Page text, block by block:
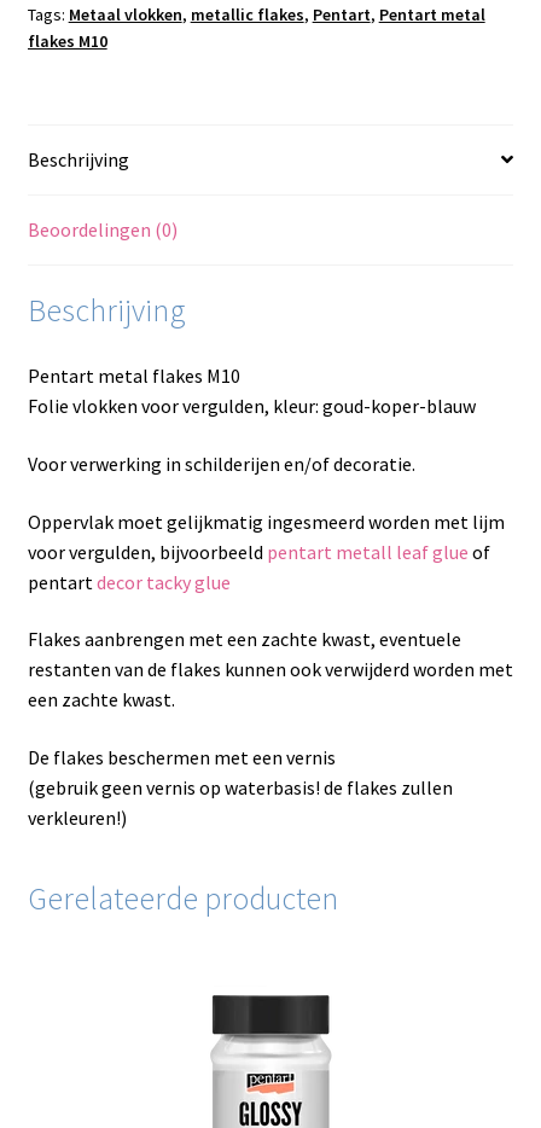
Tags: Metaal vlokken, metallic flakes, Pentart, Pentart metal
flakes M10
Beschrijving
Beoordelingen (0)
Beschrijving
Pentart metal flakes M10
Folie vlokken voor vergulden, kleur: goud-koper-blauw
Voor verwerking in schilderijen en/of decoratie.
Oppervlak moet gelijkmatig ingesmeerd worden met lijm
voor vergulden, bijvoorbeeld pentart metall leaf glue of
pentart decor tacky glue
Flakes aanbrengen met een zachte kwast, eventuele
restanten van de flakes kunnen ook verwijderd worden met
een zachte kwast.
De flakes beschermen met een vernis
(gebruik geen vernis op waterbasis! de flakes zullen
verkleuren!)
Gerelateerde producten